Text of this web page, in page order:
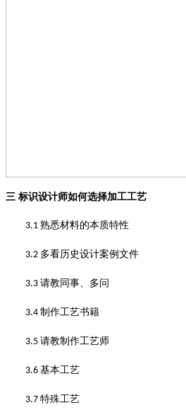
三 标识设计师如何选择加工工艺
3.1 熟悉材料的本质特性
3.2 多看历史设计案例文件
3.3 请教同事、多问
3.4 制作工艺书籍
3.5 请教制作工艺师
3.6 基本工艺
3.7 特殊工艺